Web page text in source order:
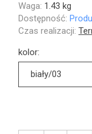
Waga: 1.43 kg
Dostępność:
Czas realizacji:
kolor:
biały/03